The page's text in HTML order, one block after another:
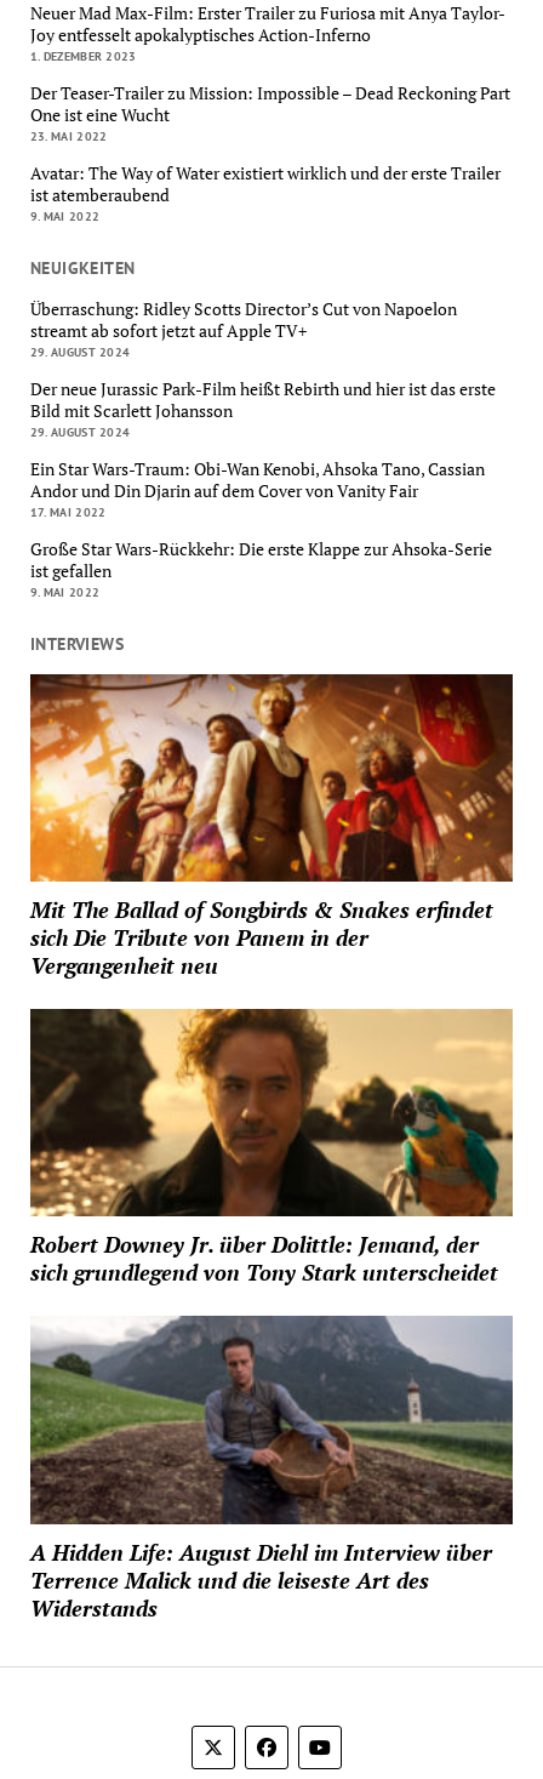
Neuer Mad Max-Film: Erster Trailer zu Furiosa mit Anya Taylor-
Joy entfesselt apokalyptisches Action-Inferno
1. DEZEMBER 2023
Der Teaser-Trailer zu Mission: Impossible – Dead Reckoning Part
One ist eine Wucht
23. MAI 2022
Avatar: The Way of Water existiert wirklich und der erste Trailer
ist atemberaubend
9. MAI 2022
NEUIGKEITEN
Überraschung: Ridley Scotts Director’s Cut von Napoelon
streamt ab sofort jetzt auf Apple TV+
29. AUGUST 2024
Der neue Jurassic Park-Film heißt Rebirth und hier ist das erste
Bild mit Scarlett Johansson
29. AUGUST 2024
Ein Star Wars-Traum: Obi-Wan Kenobi, Ahsoka Tano, Cassian
Andor und Din Djarin auf dem Cover von Vanity Fair
17. MAI 2022
Große Star Wars-Rückkehr: Die erste Klappe zur Ahsoka-Serie
ist gefallen
9. MAI 2022
INTERVIEWS
Mit The Ballad of Songbirds & Snakes erfindet
sich Die Tribute von Panem in der
Vergangenheit neu
Robert Downey Jr. über Dolittle: Jemand, der
sich grundlegend von Tony Stark unterscheidet
A Hidden Life: August Diehl im Interview über
Terrence Malick und die leiseste Art des
Widerstands